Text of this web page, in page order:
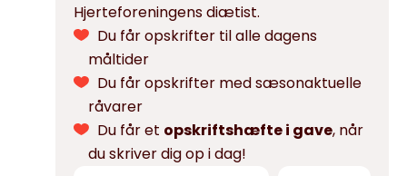
Hjerteforeningens diætist.
Du får opskrifter til alle dagens
måltider
Du får opskrifter med sæsonaktuelle
råvarer
Du får et opskriftshæfte i gave, når
du skriver dig op i dag!